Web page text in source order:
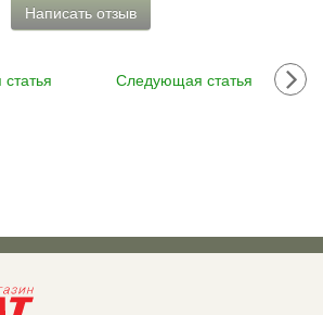
Написать отзыв
Следующая статья